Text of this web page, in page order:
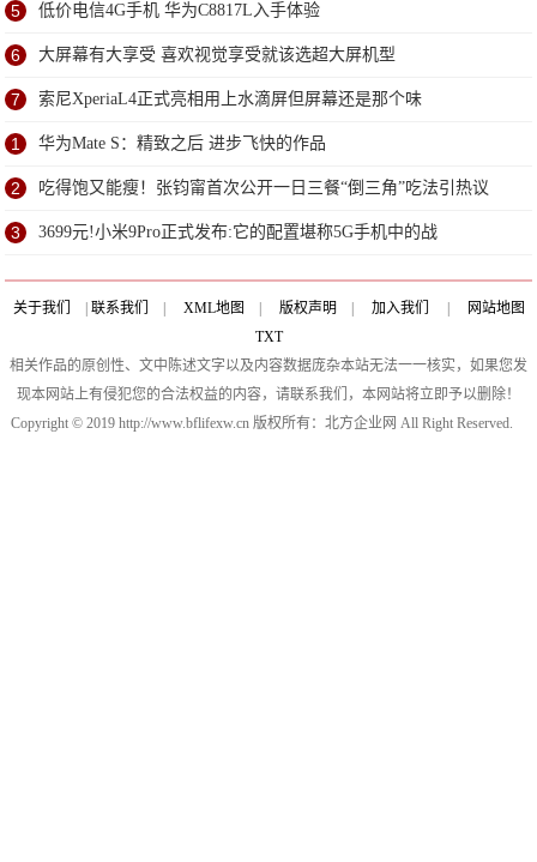
5 低价电信4G手机 华为C8817L入手体验
6 大屏幕有大享受 喜欢视觉享受就该选超大屏机型
7 索尼XperiaL4正式亮相用上水滴屏但屏幕还是那个味
1 华为Mate S：精致之后 进步飞快的作品
2 吃得饱又能瘦！张钧甯首次公开一日三餐“倒三角”吃法引热议
3 3699元!小米9Pro正式发布:它的配置堪称5G手机中的战
关于我们 联系我们 XML地图 版权声明 加入我们
网站地图
TXT
相关作品的原创性、文中陈述文字以及内容数据庞杂本站无法一一核实，如果您发
现本网站上有侵犯您的合法权益的内容，请联系我们，本网站将立即予以删除！
Copyright © 2019 http://www.bflifexw.cn 版权所有：北方企业网 All Right Reserved.